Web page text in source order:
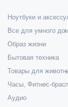
Ноутбуки и
Все для умного
Образ жизни
Бытовая техника
Товары для
Часы, Фитнес-
Аудио